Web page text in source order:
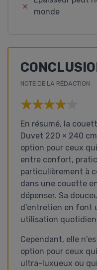
monde
NOTE DE LA RÉDACTION
★★★★★
★★★★★
En résumé, la
Duvet 220 × 240
option pour ceux
entre confort,
particulièrement à
dans une couette
dépenser. Sa
d'entretien en font
utilisation
Cependant, elle
option pour ceux
ultra-luxueux ou